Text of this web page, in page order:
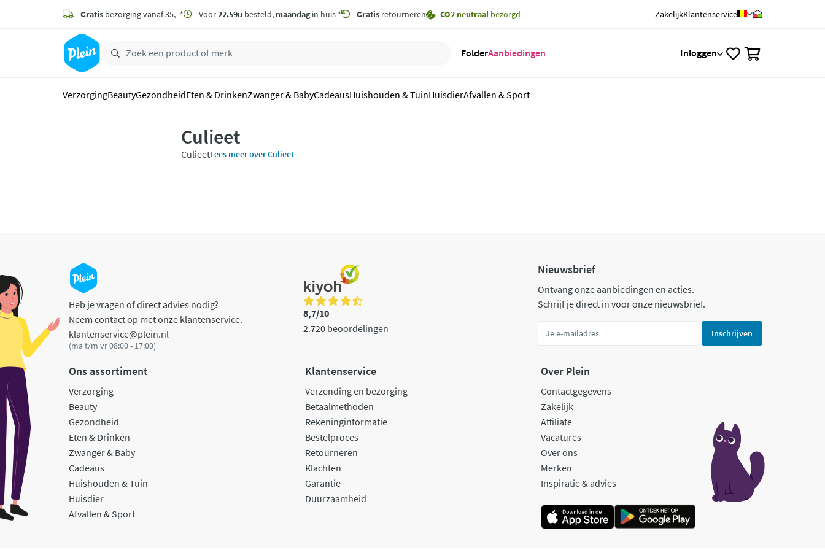
zoeken
hoofdinhoud
Gratis bezorging vanaf 35,- * Voor22.59u besteld, maandagin huis * Gratis retourneren CO2 neutraal bezorgd ZakelijkKlantenservice
FolderAanbiedingen Inloggen
VerzorgingBeautyGezondheidEten & DrinkenZwanger & BabyCadeausHuishouden & TuinHuisdierAfvallen & Sport
Culieet
CulieetLees meer over Culieet
Heb je vragen of direct advies nodig?
Neem contact op met onze klantenservice.
klantenservice@plein.nl
(ma t/m vr 08:00 - 17:00)
8,7/10
2.720 beoordelingen
Nieuwsbrief
Ontvang onze aanbiedingen en acties.
Schrijf je direct in voor onze nieuwsbrief.
Inschrijven
Ons assortiment
Verzorging
Beauty
Gezondheid
Eten & Drinken
Zwanger & Baby
Cadeaus
Huishouden & Tuin
Huisdier
Afvallen & Sport
Klantenservice
Verzending en bezorging
Betaalmethoden
Rekeninginformatie
Bestelproces
Retourneren
Klachten
Garantie
Duurzaamheid
Over Plein
Contactgegevens
Zakelijk
Affiliate
Vacatures
Over ons
Merken
Inspiratie & advies